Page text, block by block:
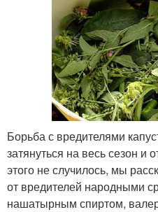
Борьба с вредителями
затянуться на весь сезон и
этого не случилось, мы
от вредителей народными
нашатырным спиртом,